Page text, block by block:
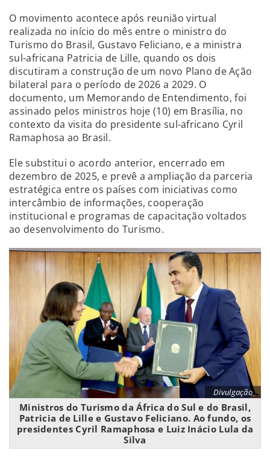
O movimento acontece após reunião virtual
realizada no início do mês entre o ministro do
Turismo do Brasil, Gustavo Feliciano, e a ministra
sul-africana Patricia de Lille, quando os dois
discutiram a construção de um novo Plano de Ação
bilateral para o período de 2026 a 2029. O
documento, um Memorando de Entendimento, foi
assinado pelos ministros hoje (10) em Brasília, no
contexto da visita do presidente sul-africano Cyril
Ramaphosa ao Brasil.
Ele substitui o acordo anterior, encerrado em
dezembro de 2025, e prevê a ampliação da parceria
estratégica entre os países com iniciativas como
intercâmbio de informações, cooperação
institucional e programas de capacitação voltados
ao desenvolvimento do Turismo.
Divulgação
Ministros do Turismo da África do Sul e do Brasil,
Patricia de Lille e Gustavo Feliciano. Ao fundo, os
presidentes Cyril Ramaphosa e Luiz Inácio Lula da
Silva